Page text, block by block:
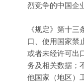
烈竞争的中国企
《规定》第十
口、使用国家禁
或者未经许可出
务及相关数据；
他国家（地区）